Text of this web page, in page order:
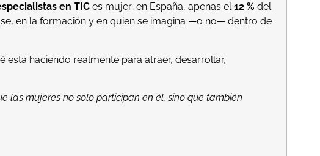
en TIC es mujer; en España, apenas el12 % del
en la formación y en quien se imagina —o no— dentro de
está haciendo realmente para atraer, desarrollar,
las mujeres no solo participan en él, sino que también